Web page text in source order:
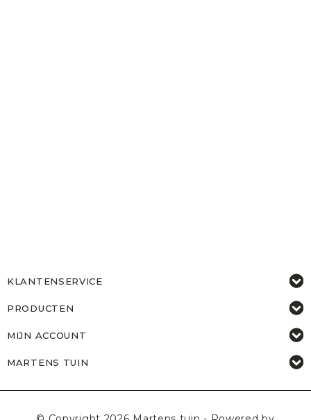
KLANTENSERVICE
PRODUCTEN
MIJN ACCOUNT
MARTENS TUIN